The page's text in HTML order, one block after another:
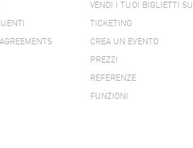
VENDI I TUOI BIGLIETTI SU
TICKETINO
CREA UN EVENTO
PREZZI
REFERENZE
FUNZIONI